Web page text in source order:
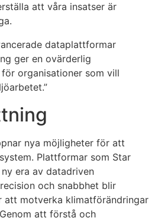
att våra insatser är
dataplattformar
ger en ovärderlig
organisationer som vill
nya möjligheter för att
Plattformar som Star
era av datadriven
och snabbhet blir
att motverka klimatförändringar
att förstå och